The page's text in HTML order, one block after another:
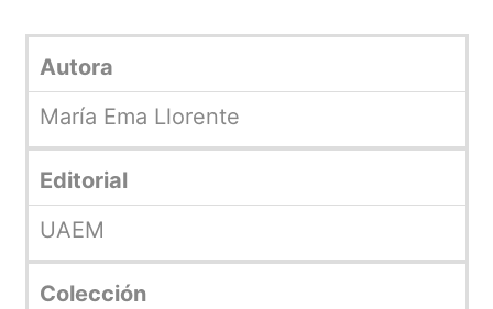
Autora
María Ema Llorente
Editorial
UAEM
Colección